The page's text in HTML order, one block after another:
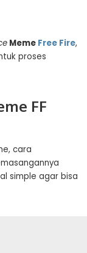
Meme Free Fire,
proses
FF
cara
simple agar bisa